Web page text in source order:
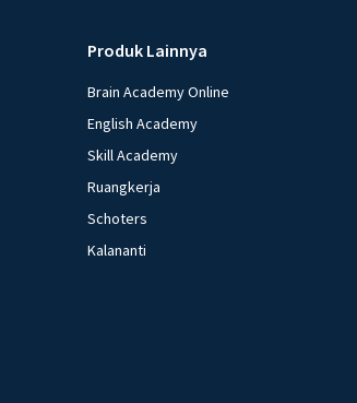
Produk Lainnya
Brain Academy Online
English Academy
Skill Academy
Ruangkerja
Schoters
Kalananti